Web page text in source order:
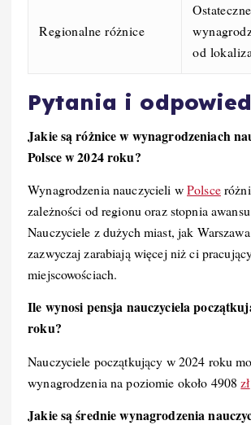
Regionalne różnice
Ostateczne
od
Pytania i
Jakie są różnice w wynagrodzeniach
Polsce w 2024 roku?
Wynagrodzenia nauczycieli wPolsce
zależności od regionu oraz stopnia
Nauczyciele z dużych miast, jak
zazwyczaj zarabiają więcej niż ci
miejscowościach.
Ile wynosi pensja nauczyciela
roku?
Nauczyciele początkujący w 2024 roku
wynagrodzenia na poziomie około 4908zł
Jakie są średnie wynagrodzenia